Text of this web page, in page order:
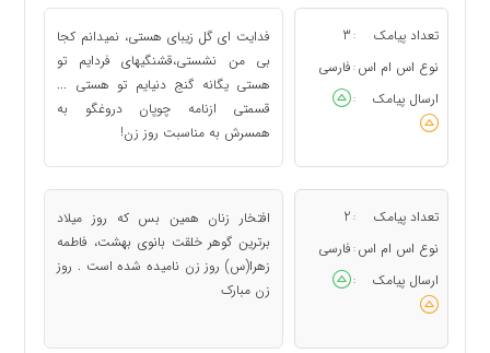
تعداد پیامک :
3
نوع اس ام اس : فارسی
ارسال پیامک
:
فدايت اى گل زيباى هستى، نميدانم كجا
بى من نشستى،قشنگيهاى فردايم تو
هستى يگانه گنج دنيايم تو هستى ...
قسمتى ازنامه چوپان دروغگو به
همسرش به مناسبت روز زن!
تعداد پیامک :
2
نوع اس ام اس : فارسی
ارسال پیامک
:
افتخار زنان همین بس که روز میلاد
برترین گوهر خلقت بانوی بهشت، فاطمه
زهرا(س) روز زن نامیده شده است . روز
زن مبارک